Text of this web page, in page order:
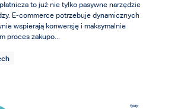
to już nie tylko pasywne narzędzie
E-commerce potrzebuje dynamicznych
wspierają konwersję i maksymalnie
proces zakupo...